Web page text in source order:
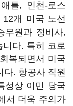
틀, 인천-로스
12개 미국 노선
무원과 정비사,
니다. 특히 코로
복되면서 미국
다. 항공사 직원
성상 이민 당국
서 더욱 주의가